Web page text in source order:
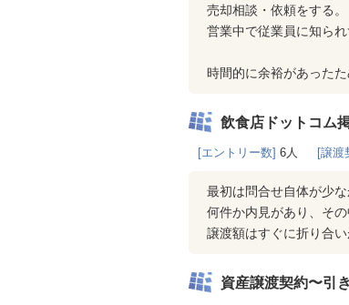
売却相談・依頼をする。
営業中で従業員に知ら
時間的に余裕があった
飲食店ドットコム
[エントリー数] 6人 [譲渡
最初は問合せ自体が少
何件か内見があり、そ
譲渡額はすぐに折り合
資産譲渡契約〜引